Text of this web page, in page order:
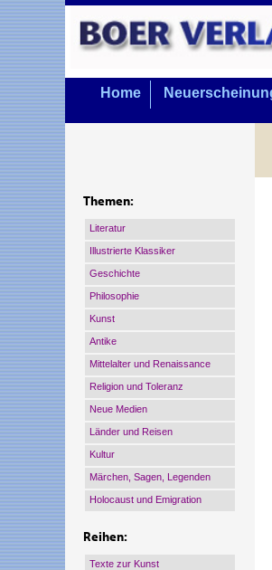
Home
Themen:
Literatur
Illustrierte Klassiker
Geschichte
Philosophie
Kunst
Antike
Mittelalter und Renaissance
Religion und Toleranz
Neue Medien
Länder und Reisen
Kultur
Märchen, Sagen, Legenden
Holocaust und Emigration
Reihen:
Texte zur Kunst